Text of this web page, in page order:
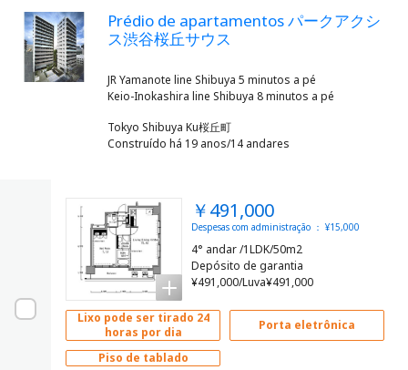
Prédio de apartamentos パークアクシ
ス渋谷桜丘サウス
JR Yamanote line Shibuya 5 minutos a pé
Tokyo Shibuya Ku桜丘町
Construído há 19 anos/14 andares
￥491,000
Despesas com administração ： ¥15,000
4° andar /1LDK/50m2
Depósito de garantia
¥491,000/Luva¥491,000
Lixo pode ser tirado 24
horas por dia
Porta eletrônica
Piso de tablado